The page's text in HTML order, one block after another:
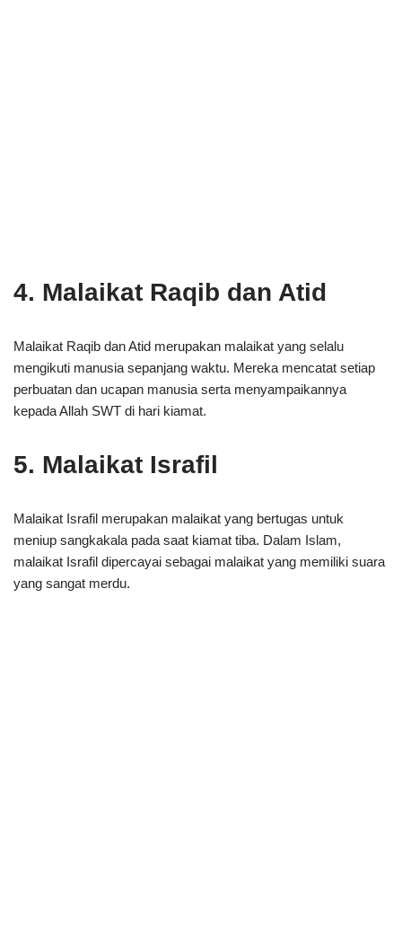
4. Malaikat Raqib dan Atid
Malaikat Raqib dan Atid merupakan malaikat yang selalu
mengikuti manusia sepanjang waktu. Mereka mencatat setiap
perbuatan dan ucapan manusia serta menyampaikannya
kepada Allah SWT di hari kiamat.
5. Malaikat Israfil
Malaikat Israfil merupakan malaikat yang bertugas untuk
meniup sangkakala pada saat kiamat tiba. Dalam Islam,
malaikat Israfil dipercayai sebagai malaikat yang memiliki suara
yang sangat merdu.